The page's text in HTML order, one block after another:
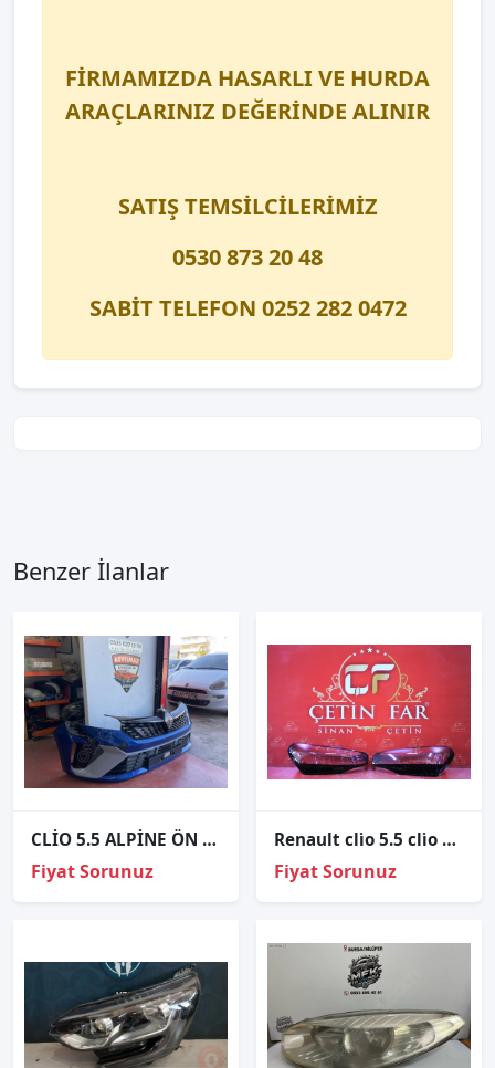
FİRMAMIZDA HASARLI VE HURDA
ARAÇLARINIZ DEĞERİNDE ALINIR
SATIŞ TEMSİLCİLERİMİZ
0530 873 20 48
SABİT TELEFON 0252 282 0472
Benzer İlanlar
CLİO 5.5 ALPİNE ÖN TAMPON ORJİNAL DOLU GÜNDÜZ LEDLİ
Fiyat Sorunuz
Renault cli̇o 5.5 cli̇o 6 sağ sol far camı sıfır
Fiyat Sorunuz